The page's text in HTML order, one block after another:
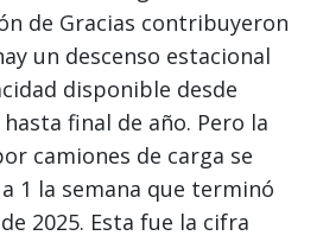
de Gracias contribuyeron
un descenso estacional
disponible desde
final de año. Pero la
camiones de carga se
1 la semana que terminó
2025. Esta fue la cifra